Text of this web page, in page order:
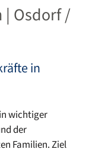
| Osdorf /
in
wichtiger
der
Familien. Ziel